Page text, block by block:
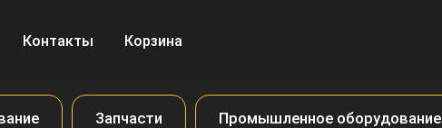
Контакты Корзина
Запчасти Промышленное оборудование